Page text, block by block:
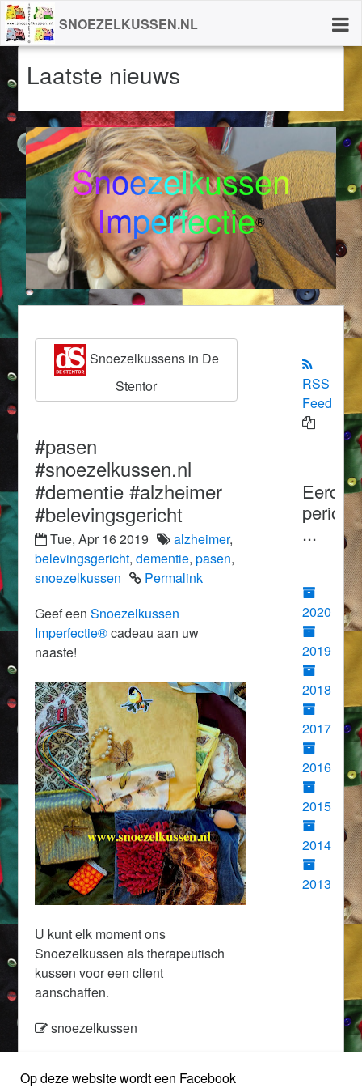
SNOEZELKUSSEN.NL
Laatste nieuws
Snoezelkussen
Imperfectie®
Snoezelkussens in De
Stentor
#pasen
#snoezelkussen.nl
#dementie #alzheimer
#belevingsgericht
Tue, Apr 16 2019 alzheimer,
belevingsgericht,dementie,pasen,
snoezelkussen
Permalink
Geef eenSnoezelkussen
Imperfectie®cadeau aan uw
naaste!
U kunt elk moment ons
Snoezelkussen als therapeutisch
kussen voor een client
aanschaffen.
snoezelkussen
RSS
Feed
...
2020
2019
2018
2017
2016
2015
2014
2013
Op deze website wordt een Facebook